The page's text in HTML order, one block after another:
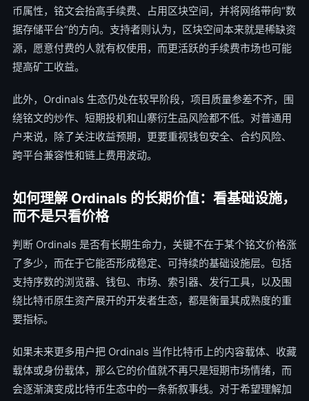
币属性，铭文会抬高手续费、占用区块空间，并将网络带向“数
据存储平台”的方向。支持者则认为，区块空间本来就是稀缺资
源，愿意付费的人就有权使用，而更活跃的手续费市场也可能
提高矿工收益。
此外，Ordinals 生态仍处在较早阶段，项目质量参差不齐，围
绕铭文的炒作、短期投机和山寨衍生品风险都不低。对普通用
户来说，除了关注收益预期，更要重视钱包安全、合约风险、
跨平台兼容性和链上费用波动。
如何理解 Ordinals 的长期价值：看基础设施，
而不是只看价格
判断 Ordinals 是否有长期生命力，关键不在于某个铭文价格涨
了多少，而在于它能否形成稳定、可持续的基础设施层。包括
支持序数的浏览器、钱包、市场、索引器、发行工具，以及围
绕比特币原生资产展开的开发者生态，都是衡量其成熟度的重
要指标。
如果未来更多用户把 Ordinals 当作比特币上的内容载体、收藏
载体或身份载体，那么它的价值就不再只是短期市场情绪，而
会逐渐演变成比特币生态中的一条新叙事线。对于希望理解加